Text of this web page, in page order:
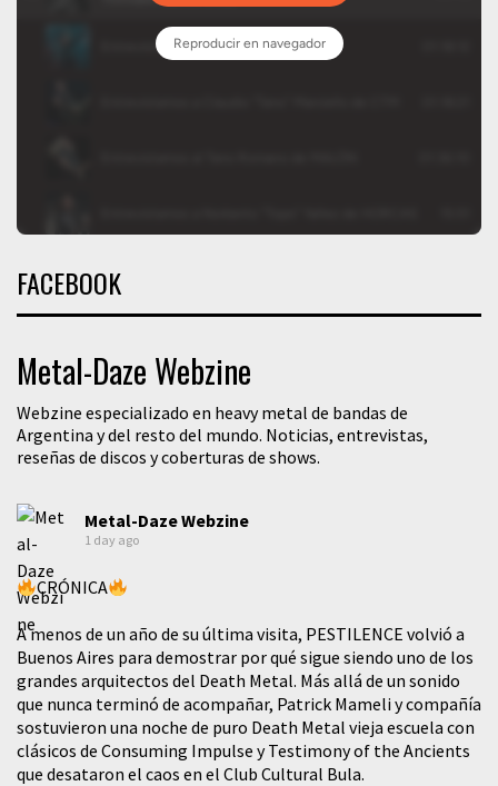
FACEBOOK
Metal-Daze Webzine
Webzine especializado en heavy metal de bandas de
Argentina y del resto del mundo. Noticias, entrevistas,
reseñas de discos y coberturas de shows.
Metal-Daze Webzine
1 day ago
CRÓNICA
A menos de un año de su última visita, PESTILENCE volvió a
Buenos Aires para demostrar por qué sigue siendo uno de los
grandes arquitectos del Death Metal. Más allá de un sonido
que nunca terminó de acompañar, Patrick Mameli y compañía
sostuvieron una noche de puro Death Metal vieja escuela con
clásicos de Consuming Impulse y Testimony of the Ancients
que desataron el caos en el Club Cultural Bula.